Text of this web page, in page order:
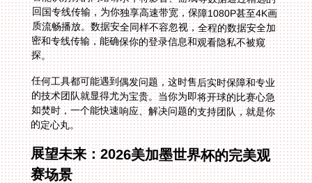
探。
任何工具都可能遇到偶发问题，这时售后实时保障和专业
的技术团队就显得尤为宝贵。当你为即将开球的比赛心急
如焚时，一个能快速响应、解决问题的支持团队，就是你
的定心丸。
展望未来：2026美加墨世界杯的完美观
赛场景